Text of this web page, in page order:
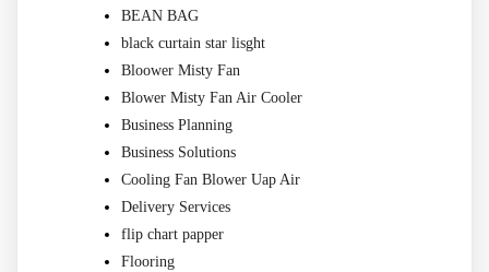
BEAN BAG
black curtain star lisght
Bloower Misty Fan
Blower Misty Fan Air Cooler
Business Planning
Business Solutions
Cooling Fan Blower Uap Air
Delivery Services
flip chart papper
Flooring